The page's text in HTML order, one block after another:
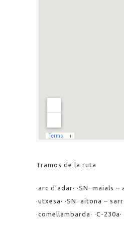
Tramos de la ruta
·arc d’adar· ·SN· maials
·utxesa· ·SN· aitona –
·comellambarda· ·C-